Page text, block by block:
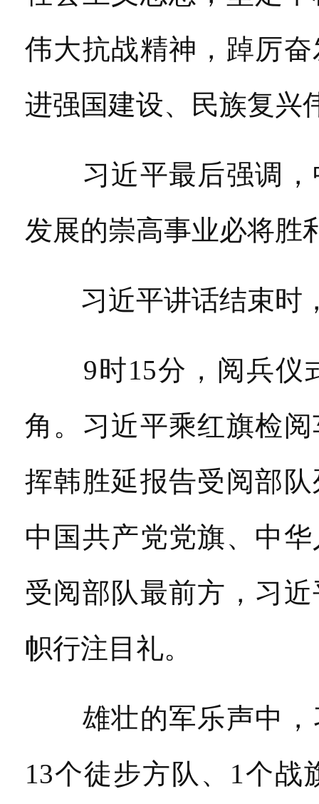
伟大抗战精神，踔厉
进强国建设、民族复兴
习近平最后强调，
发展的崇高事业必将胜
习近平讲话结束时
9时15分，阅兵仪式
角。习近平乘红旗检
挥韩胜延报告受阅部
中国共产党党旗、中
受阅部队最前方，习
帜行注目礼。
雄壮的军乐声中，
13个徒步方队、1个战